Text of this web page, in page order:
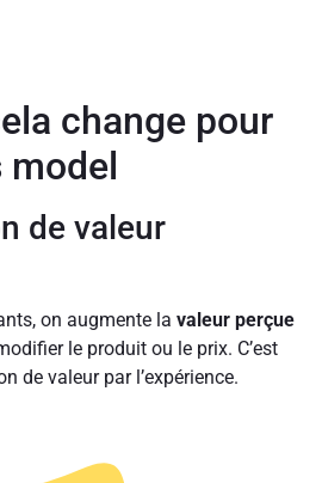
change pour
model
de valeur
on augmente la valeur perçue
le produit ou le prix. C’est
de valeur par l’expérience.